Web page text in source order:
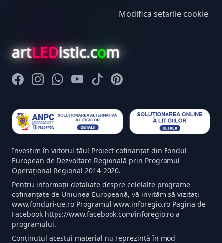
Modifica setarile cookie
artLEDistic.com
FacebookInstagramWhatsappYoutubeTiktokPinterest
Investim în viitorul tău! Proiect cofinanțat din Fondul
European de Dezvoltare Regională prin Programul
Operațional Regional 2014-2020.
Pentru informații detaliate despre celelalte programe
cofinanțate de Uniunea Europeană, vă invităm să vizitați
www.fonduri-ue.ro Programul www.inforegio.ro Pagina de
Facebook https://www.facebook.com/inforegio.ro a
programului.
Conținutul acestui material nu reprezintă în mod